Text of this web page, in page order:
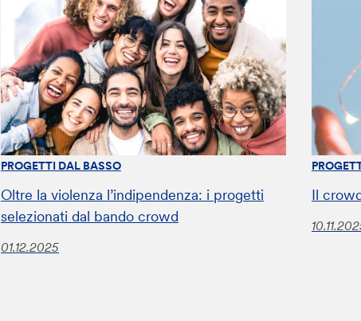
PROGETTI DAL BASSO
Oltre la violenza l’indipendenza: i progetti
selezionati dal bando crowd
01.12.2025
Il